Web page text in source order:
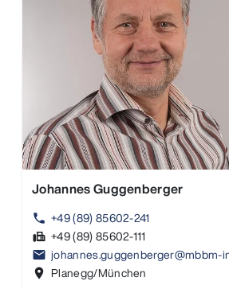
Johannes Guggenberger
phone +49 (89) 85602-241
fax +49 (89) 85602-111
email johannes.guggenberger@mbbm-
location_on Planegg/München